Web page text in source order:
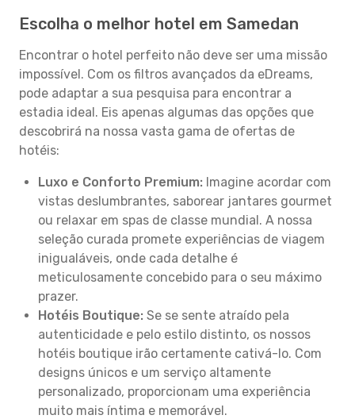
Escolha o melhor hotel em Samedan
Encontrar o hotel perfeito não deve ser uma missão
impossível. Com os filtros avançados da eDreams,
pode adaptar a sua pesquisa para encontrar a
estadia ideal. Eis apenas algumas das opções que
descobrirá na nossa vasta gama de ofertas de
hotéis:
Luxo e Conforto Premium: Imagine acordar com
vistas deslumbrantes, saborear jantares gourmet
ou relaxar em spas de classe mundial. A nossa
seleção curada promete experiências de viagem
inigualáveis, onde cada detalhe é
meticulosamente concebido para o seu máximo
prazer.
Hotéis Boutique: Se se sente atraído pela
autenticidade e pelo estilo distinto, os nossos
hotéis boutique irão certamente cativá-lo. Com
designs únicos e um serviço altamente
personalizado, proporcionam uma experiência
muito mais íntima e memorável.